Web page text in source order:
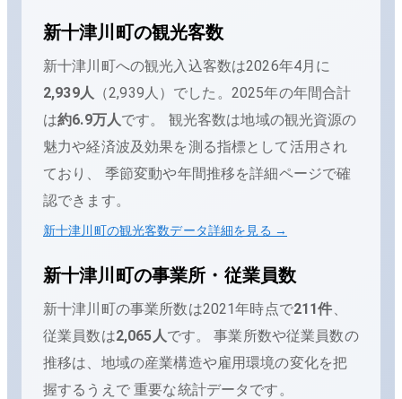
新十津川町の観光客数
新十津川町への観光入込客数は2026年4月 に
2,939人 （2,939人 ）でした。 2025年の年間合計
は約6.9万人です。
観光客数は地域の観光資源の
魅力や経済波及効果を測る指標として活用され
ており、 季節変動や年間推移を詳細ページで確
認できます。
新十津川町の観光客数データ詳細を見る →
新十津川町の事業所・従業員数
新十津川町の事業所数は2021年時点で211件
従業員数は2,065 人です。 事業所数や従業員数の
推移は、地域の産業構造や雇用環境の変化を把
握するうえで 重要な統計データです。